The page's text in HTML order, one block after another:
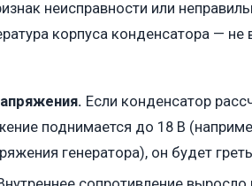
неисправности или
корпуса конденсатора — не
Если конденсатор
поднимается до 18 В
генератора), он будет